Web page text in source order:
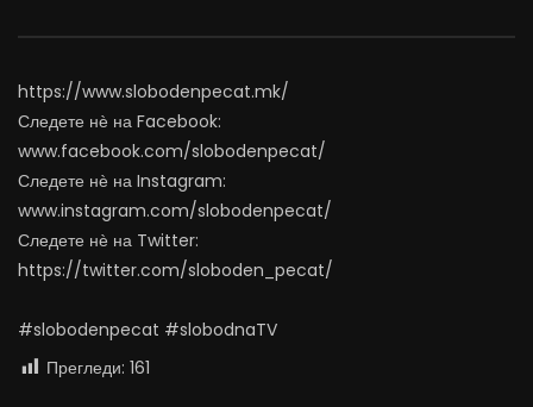
https://www.slobodenpecat.mk/
Следете нѐ на Facebook:
www.facebook.com/slobodenpecat/
Следете нѐ на Instagram:
www.instagram.com/slobodenpecat/
Следете нѐ на Twitter:
https://twitter.com/sloboden_pecat/
#slobodenpecat #slobodnaTV
Прегледи: 161